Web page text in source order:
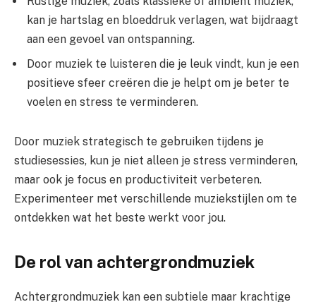
kan je hartslag en bloeddruk verlagen, wat bijdraagt
aan een gevoel van ontspanning.
Door muziek te luisteren die je leuk vindt, kun je een
positieve sfeer creëren die je helpt om je beter te
voelen en stress te verminderen.
Door muziek strategisch te gebruiken tijdens je
studiesessies, kun je niet alleen je stress verminderen,
maar ook je focus en productiviteit verbeteren.
Experimenteer met verschillende muziekstijlen om te
ontdekken wat het beste werkt voor jou.
De rol van achtergrondmuziek
Achtergrondmuziek kan een subtiele maar krachtige